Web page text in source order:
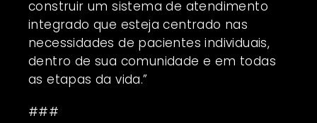
construir um sistema de atendimento
integrado que esteja centrado nas
necessidades de pacientes individuais,
dentro de sua comunidade e em todas
as etapas da vida.”
###